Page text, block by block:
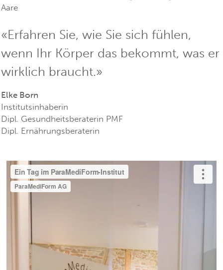
«Erfahren Sie, wie Sie sich fühlen,
wenn Ihr Körper das bekommt, was er
wirklich braucht.»
Elke Born
Institutsinhaberin
Dipl. Gesundheitsberaterin PMF
Dipl. Ernährungsberaterin